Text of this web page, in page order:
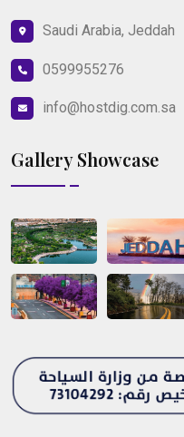
Saudi Arabia, Jeddah
0599955276
info@hostdig.com.sa
Gallery Showcase